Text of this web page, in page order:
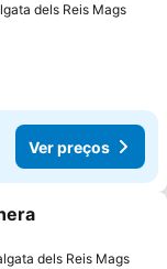
dels Reis Mags
Ver preços
favoritos
dels Reis Mags